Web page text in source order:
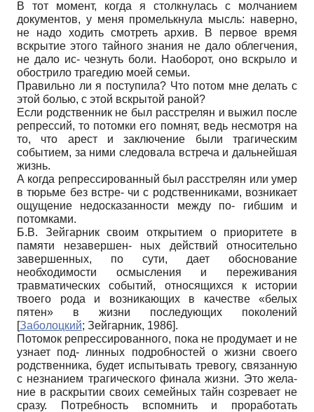
В тот момент, когда я столкнулась с молчанием
документов, у меня промелькнула мысль: наверно,
не надо ходить смотреть архив. В первое время
вскрытие этого тайного знания не дало облегчения,
не дало ис- чезнуть боли. Наоборот, оно вскрыло и
обострило трагедию моей семьи.
Правильно ли я поступила? Что потом мне делать с
этой болью, с этой вскрытой раной?
Если родственник не был расстрелян и выжил после
репрессий, то потомки его помнят, ведь несмотря на
то, что арест и заключение были трагическим
событием, за ними следовала встреча и дальнейшая
жизнь.
А когда репрессированный был расстрелян или умер
в тюрьме без встре- чи с родственниками, возникает
ощущение недосказанности между по- гибшим и
потомками.
Б.В. Зейгарник своим открытием о приоритете в
памяти незавершен- ных действий относительно
завершенных, по сути, дает обоснование
необходимости осмысления и переживания
травматических событий, относящихся к истории
твоего рода и возникающих в качестве «белых
пятен» в жизни последующих поколений
[Заболоцкий; Зейгарник, 1986].
Потомок репрессированного, пока не продумает и не
узнает под- линных подробностей о жизни своего
родственника, будет испытывать тревогу, связанную
с незнанием трагического финала жизни. Это жела-
ние в раскрытии своих семейных тайн созревает не
сразу. Потребность вспомнить и проработать